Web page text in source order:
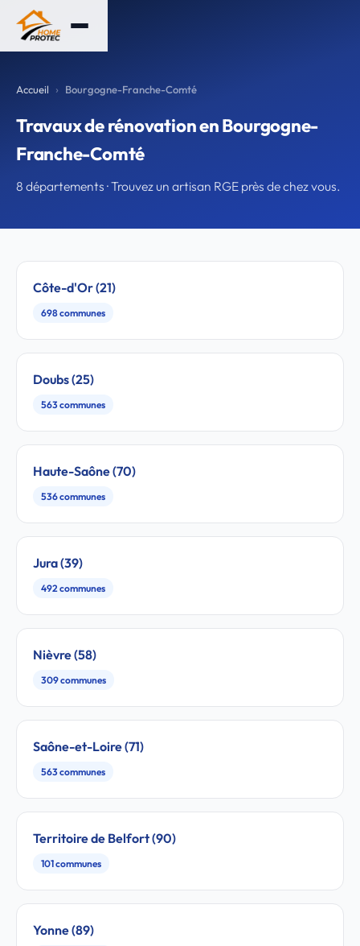
Accueil Bourgogne-Franche-Comté
Travaux de rénovation en Bourgogne-
Franche-Comté
8 départements · Trouvez un artisan RGE près de chez vous.
Côte-d'Or (21)
698 communes
Doubs (25)
563 communes
Haute-Saône (70)
536 communes
Jura (39)
492 communes
Nièvre (58)
309 communes
Saône-et-Loire (71)
563 communes
Territoire de Belfort (90)
101 communes
Yonne (89)